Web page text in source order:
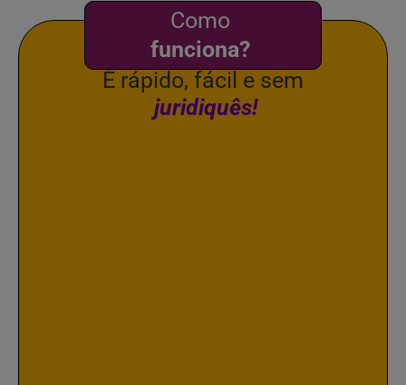
Como
funciona?
É rápido, fácil e sem
juridiquês!